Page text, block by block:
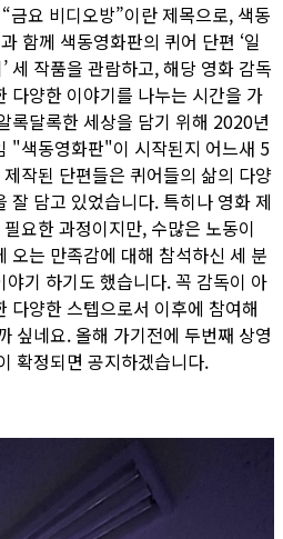
금요 비디오방”이란 제목으로, 색동
함께 색동영화판의 퀴어 단편 ‘일
’ 세 작품을 관람하고, 해당 영화 감독
다양한 이야기를 나누는 시간을 가
록달록한 세상을 담기 위해 2020년
"색동영화판"이 시작된지 어느새 5
작된 단편들은 퀴어들의 삶의 다양
잘 담고 있었습니다. 특히나 영화 제
요한 과정이지만, 수많은 노동이
오는 만족감에 대해 참석하신 세 분
기 하기도 했습니다. 꼭 감독이 아
다양한 스텝으로서 이후에 참여해
싶네요. 올해 가기전에 두번째 상영
확정되면 공지하겠습니다.